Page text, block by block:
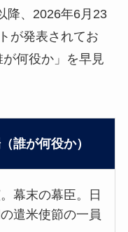
降、2026年6月23
が発表されてお
何役か」を早見
誰が何役か）
幕末の幕臣。日
遣米使節の一員